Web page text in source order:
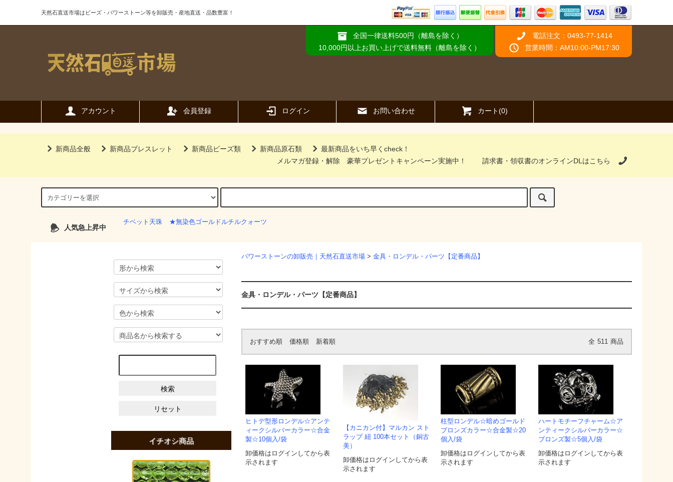
天然石直送市場はビーズ・パワーストーン等を卸販売・産地直送・品数豊富！
全国一律送料500円（離島を除く）
10,000円以上お買い上げで送料無料（離島を除く）
電話注文：0493-77-1414
営業時間：AM10:00-PM17:30
アカウント 会員登録 ログイン お問い合わせ カート(0)
新商品全般 新商品ブレスレット 新商品ビーズ類 新商品原石類
最新商品をいち早くcheck！
メルマガ登録・解除
豪華プレゼントキャンペーン実施中！ 請求書・領収書のオンラインDLはこちら
人気急上昇中
チベット天珠 ★無染色ゴールドルチルクォーツ
パワーストーンの卸販売｜天然石直送市場 > 金具・ロンデル・パーツ【定番商品】
金具・ロンデル・パーツ【定番商品】
おすすめ順 価格順 新着順 全 511 商品
ヒトデ型形ロンデル☆アンテ
ィークシルバーカラー☆合金
製☆10個入/袋
卸価格はログインしてから表
示されます
【カニカン付】マルカン スト
ラップ 紐 100本セット（銅古
美）
卸価格はログインしてから表
示されます
柱型ロンデル☆暗めゴールド
ブロンズカラー☆合金製☆20
個入/袋
卸価格はログインしてから表
示されます
ハートモチーフチャーム☆ア
ンティークシルバーカラー☆
ブロンズ製☆5個入/袋
卸価格はログインしてから表
示されます
イチオシ商品